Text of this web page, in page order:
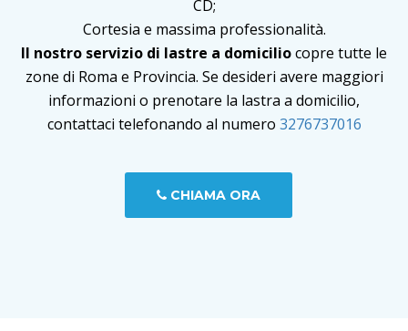
CD;
Cortesia e massima professionalità.
Il nostro servizio di lastre a domiciliocopre tutte le
zone di Roma e Provincia. Se desideri avere maggiori
informazioni o prenotare la lastra a domicilio,
contattaci telefonando al numero 3276737016
CHIAMA ORA